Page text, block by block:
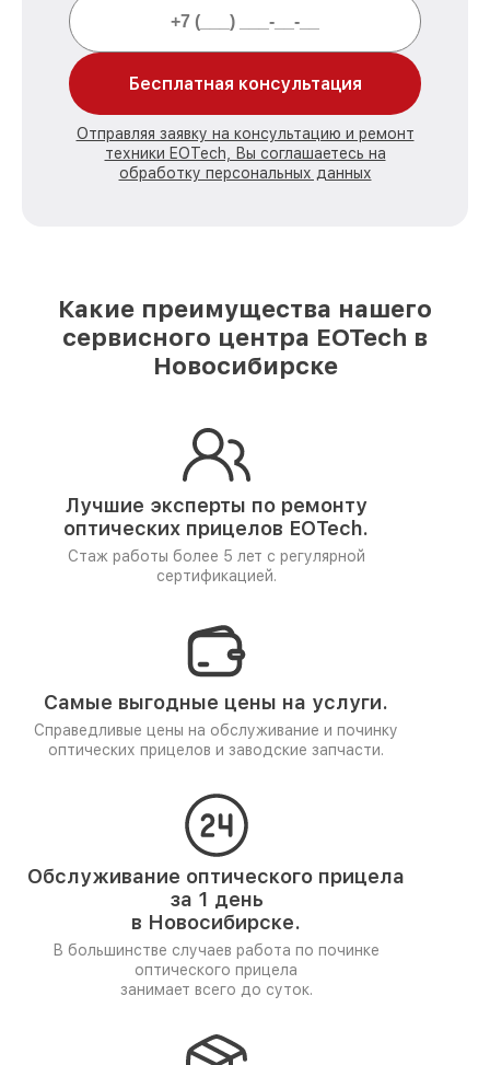
Бесплатная консультация
Отправляя заявку на консультацию и ремонт
техники EOTech, Вы соглашаетесь на
обработку персональных данных
Какие преимущества нашего
сервисного центра EOTech в
Новосибирске
Лучшие эксперты по ремонту
оптических прицелов EOTech.
Стаж работы более 5 лет с регулярной
сертификацией.
Самые выгодные цены на услуги.
Справедливые цены на обслуживание и починку
оптических прицелов и заводские запчасти.
Обслуживание оптического прицела
за 1 день
в Новосибирске.
В большинстве случаев работа по починке
оптического прицела
занимает всего до суток.